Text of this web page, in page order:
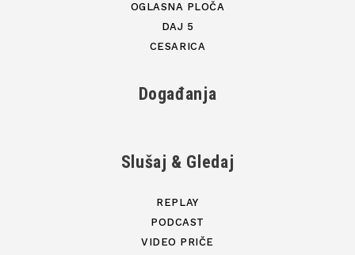
OGLASNA PLOČA
DAJ 5
CESARICA
Događanja
Slušaj & Gledaj
REPLAY
PODCAST
VIDEO PRIČE